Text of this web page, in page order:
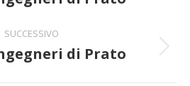
SUCCESSIVO
Prossimodi Prato